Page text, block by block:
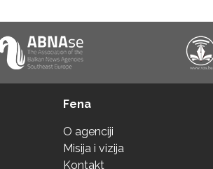
Fena
O agenciji
Misija i vizija
Kontakt